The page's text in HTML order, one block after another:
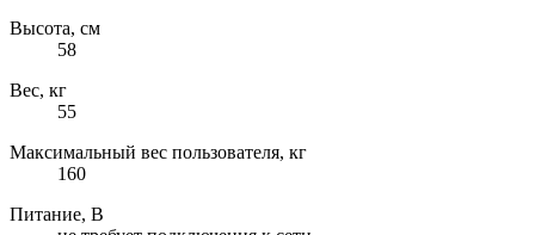
Высота, см
58
Вес, кг
55
Максимальный вес пользователя, кг
160
Питание, В